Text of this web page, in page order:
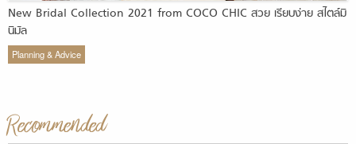
New Bridal Collection 2021 from COCO CHIC สวย เรียบง่าย สไตล์มิ
นิมัล
Planning & Advice
Recommended